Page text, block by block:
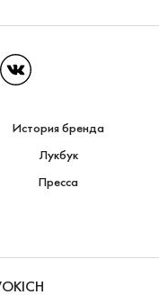
История бренда
Лукбук
Пресса